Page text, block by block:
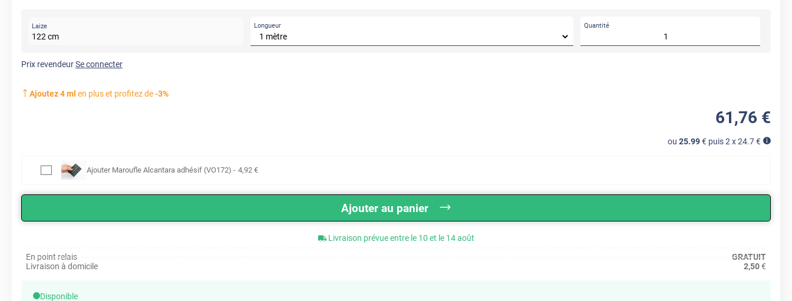
Laize
122cm
Longueur Quantité
Prix revendeurSe connecter
Ajoutez4ml en plus et profitez de-3%
61 ,76 €
ou 25.99€ puis 2 x24.7€
Ajouter Maroufle Alcantara adhésif (VO172) - 4,92 €
Ajouter au panier
Livraison prévue entre le 10 et le 14 août
En point relais
GRATUIT
Livraison à domicile
2,50€
Disponible